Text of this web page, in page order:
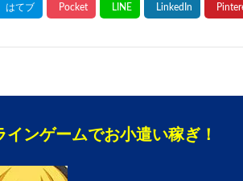
インゲームでお小遣い稼ぎ！